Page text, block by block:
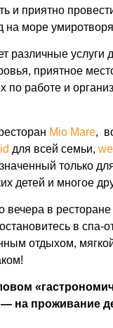
и приятно
море
различные услуги
приятное
по работе и
Mio Mare,
для всей семьи,
только
детей и многое
вечера в ресторане
в спа-
отдыхом,
на проживание